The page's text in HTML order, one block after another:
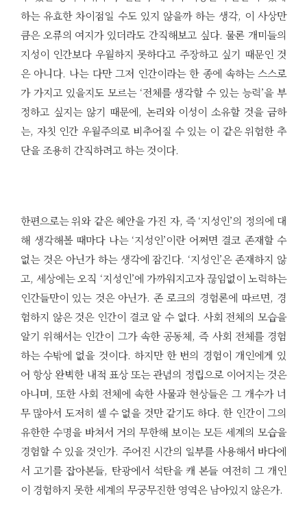
하는 유효한 차이점일 수도 있지 않을까 하는 생각, 이 사상만
큼은 오류의 여지가 있더라도 간직해보고 싶다. 물론 개미들의
지성이 인간보다 우월하지 못하다고 주장하고 싶기 때문인 것
은 아니다. 나는 다만 그저 인간이라는 한 종에 속하는 스스로
가 가지고 있을지도 모르는 ‘전체를 생각할 수 있는 능력’을 부
정하고 싶지는 않기 때문에, 논리와 이성이 소유할 것을 금하
는, 자칫 인간 우월주의로 비추어질 수 있는 이 같은 위험한 추
단을 조용히 간직하려고 하는 것이다.
한편으로는 위와 같은 혜안을 가진 자, 즉 ‘지성인’의 정의에 대
해 생각해볼 때마다 나는 ‘지성인’이란 어쩌면 결코 존재할 수
없는 것은 아닌가 하는 생각에 잠긴다. ‘지성인’은 존재하지 않
고, 세상에는 오직 ‘지성인’에 가까워지고자 끊임없이 노력하는
인간들만이 있는 것은 아닌가. 존 로크의 경험론에 따르면, 경
험하지 않은 것은 인간이 결코 알 수 없다. 사회 전체의 모습을
알기 위해서는 인간이 그가 속한 공동체, 즉 사회 전체를 경험
하는 수밖에 없을 것이다. 하지만 한 번의 경험이 개인에게 있
어 항상 완벽한 내적 표상 또는 관념의 정립으로 이어지는 것은
아니며, 또한 사회 전체에 속한 사물과 현상들은 그 개수가 너
무 많아서 도저히 셀 수 없을 것만 같기도 하다. 한 인간이 그의
유한한 수명을 바쳐서 거의 무한해 보이는 모든 세계의 모습을
경험할 수 있을 것인가. 주어진 시간의 일부를 사용해서 바다에
서 고기를 잡아본들, 탄광에서 석탄을 캐 본들 여전히 그 개인
이 경험하지 못한 세계의 무궁무진한 영역은 남아있지 않은가.